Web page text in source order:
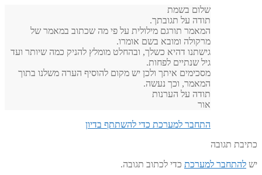
שלום בשמת
תודה על תגובתך.
המאמר תורגם מילולית על פי מה שכתוב במאמר של
מרקולה ומובא בשם אומרו.
גישתנו דהיא כשלך, ובהחלט מומלץ להניק כמה שיותר ועד
גיל שנתיים לפחות.
מסכימים איתך ולכן יש מקום להוסיף הערה משלנו בתוך
המאמר, וכך נעשה.
תודה על הערנות
אור
התחבר למערכת כדי להשתתף בדיון
כתיבת תגובה
יש להתחבר למערכת כדי לכתוב תגובה.